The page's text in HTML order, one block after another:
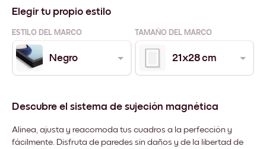
Elegir tu propio estilo
ESTILO DEL MARCO TAMAÑO DEL MARCO
Negro 21x28 cm
Descubre el sistema de sujeción magnética
Alinea, ajusta y reacomoda tus cuadros a la perfección y
fácilmente. Disfruta de paredes sin daños y de la libertad de